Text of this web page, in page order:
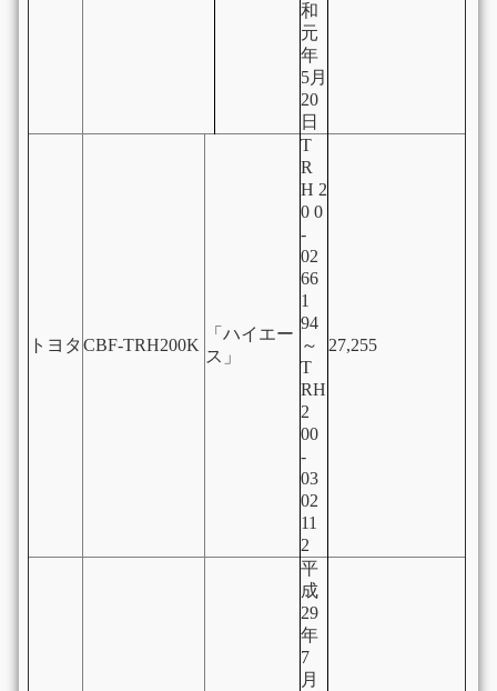
和
元
年
5月
20
日
トヨタCBF-TRH200K
「ハイエー
ス」
T
R
H 2
0 0
-
02
66
1
94
～
T
RH
2
00
-
03
02
11
2
27,255
平
成
29
年
7
月